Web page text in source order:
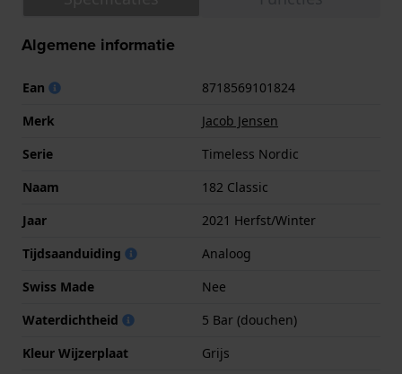
Algemene informatie
Ean
8718569101824
Merk
Jacob Jensen
Serie
Timeless Nordic
Naam
182 Classic
Jaar
2021 Herfst/Winter
Tijdsaanduiding
Analoog
Swiss Made
Nee
Waterdichtheid
5 Bar (douchen)
Kleur Wijzerplaat
Grijs